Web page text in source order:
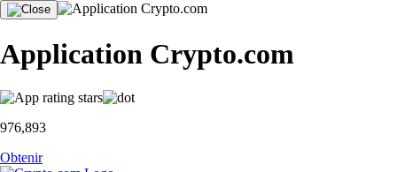
Application Crypto.com
976,893
Obtenir